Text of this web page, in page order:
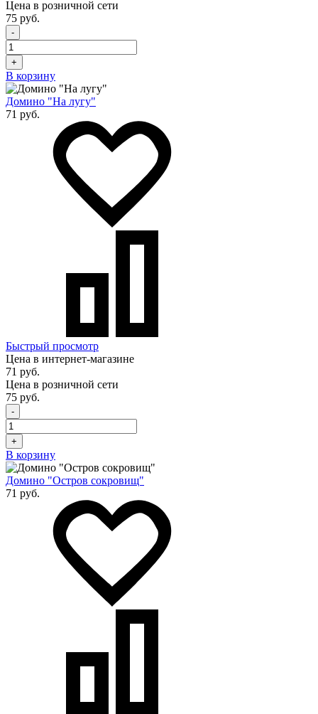
Цена в розничной сети
75 руб.
-
+
В корзину
Домино "На лугу"
71 руб.
Быстрый просмотр
Цена в интернет-магазине
71 руб.
Цена в розничной сети
75 руб.
-
+
В корзину
Домино "Остров сокровищ"
71 руб.